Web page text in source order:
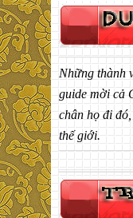
Những thành
guide mời cả
chân họ đi
thế giới.